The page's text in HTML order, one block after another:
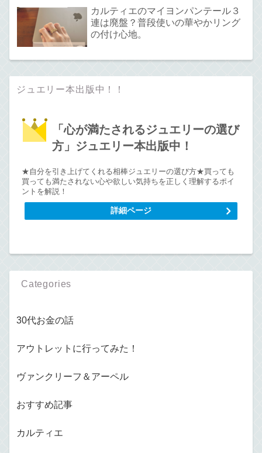
カルティエのマイヨンパンテール３
連は廃盤？普段使いの華やかリング
の付け心地。
ジュエリー本出版中！！
「心が満たされるジュエリーの選び
方」ジュエリー本出版中！
★自分を引き上げてくれる相棒ジュエリーの選び方★買っても
買っても満たされない心や欲しい気持ちを正しく理解するポイ
ントを解説！
詳細ページ
Categories
30代お金の話
アウトレットに行ってみた！
ヴァンクリーフ＆アーペル
おすすめ記事
カルティエ